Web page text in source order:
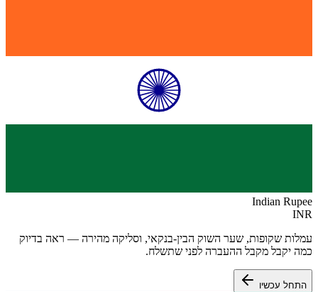
Indian Rupee
INR
עמלות שקופות, שער השוק הבין-בנקאי, וסליקה מהירה — ראה בדיוק
כמה יקבל מקבל ההעברה לפני שתשלח.
התחל עכשיו